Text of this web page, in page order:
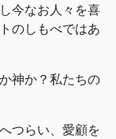
今なお人々を喜
のしもべではあ
神か？私たちの
つらい、愛顧を